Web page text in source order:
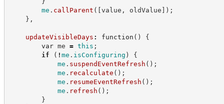
me . callParent ( [value , oldValue ] ) ;
} ,
updateVisibleDays : function ( )
{
var me = this ;
if
( ! me . isConfiguring )
{
me . suspendEventRefresh ( ) ;
me . recalculate ( ) ;
me . resumeEventRefresh ( ) ;
me . refresh ( ) ;
}